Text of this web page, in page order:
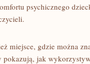
psychicznego
miejsce, gdzie można
pokazują, jak